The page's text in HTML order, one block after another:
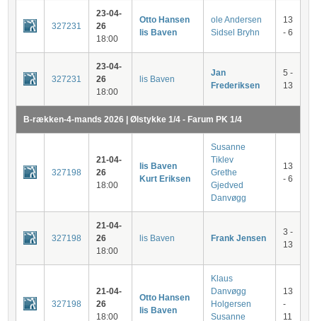
327231
23-04-
26
18:00
Otto Hansen
lis Baven
ole Andersen
Sidsel Bryhn
13
- 6
327231
23-04-
26
18:00
lis Baven
Jan
Frederiksen
5 -
13
B-rækken-4-mands 2026 | Ølstykke 1/4 - Farum PK 1/4
327198
21-04-
26
18:00
lis Baven
Kurt Eriksen
Susanne
Tiklev
Grethe
Gjedved
Danvøgg
13
- 6
327198
21-04-
26
18:00
lis Baven Frank Jensen
3 -
13
327198
21-04-
26
18:00
Otto Hansen
lis Baven
Klaus
Danvøgg
Holgersen
Susanne
13
-
11